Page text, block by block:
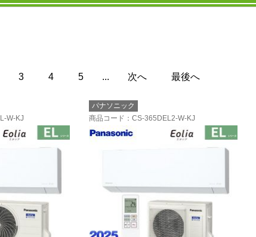
3 4 5 ... 次へ 最後へ
W-KJ
パナソニック
商品コード ：CS-365DEL2-W-KJ